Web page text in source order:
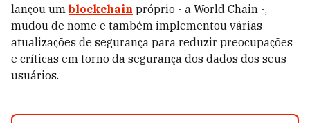
lançou um blockchain próprio - a World Chain -,
mudou de nome e também implementou várias
atualizações de segurança para reduzir preocupações
e críticas em torno da segurança dos dados dos seus
usuários.